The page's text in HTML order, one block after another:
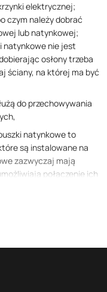
elektrycznej;
czym należy dobrać
lub natynkowej;
natynkowe nie jest
osłony trzeba
ściany, na której ma być
do przechowywania
natynkowe to
są instalowane na
zazwyczaj mają
połączenie ich
z innymi
do niej kabel